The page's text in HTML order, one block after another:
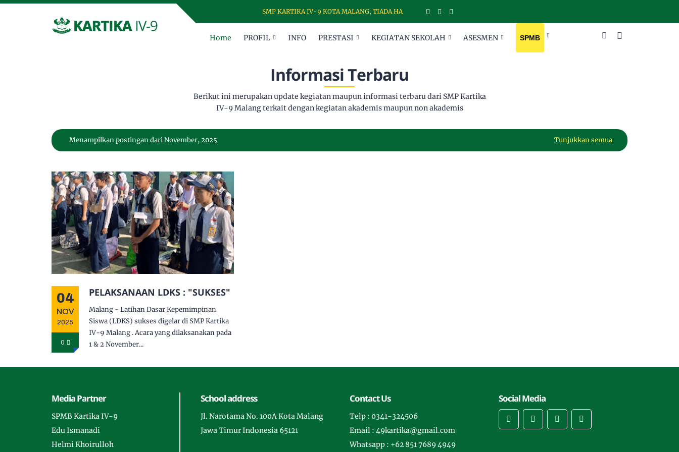
SMP KARTIKA IV-9 KOTA MALANG, TIADA HARI TANPA DISIPLIN
Home PROFIL INFO PRESTASI KEGIATAN SEKOLAH ASESMEN SPMB
Informasi Terbaru
Berikut ini merupakan update kegiatan maupun informasi terbaru dari SMP Kartika
IV-9 Malang terkait dengan kegiatan akademis maupun non akademis
Menampilkan postingan dari November, 2025 Tunjukkan semua
04
NOV
2025
0
PELAKSANAAN LDKS : "SUKSES"
Malang - Latihan Dasar Kepemimpinan
Siswa (LDKS) sukses digelar di SMP Kartika
IV-9 Malang . Acara yang dilaksanakan pada
1 & 2 November...
Media Partner
SPMB Kartika IV-9
Edu Ismanadi
Helmi Khoirulloh
School address
Jl. Narotama No. 100A Kota Malang
Jawa Timur Indonesia 65121
Contact Us
Telp : 0341-324506
Email : 49kartika@gmail.com
Whatsapp : +62 851 7689 4949
Social Media